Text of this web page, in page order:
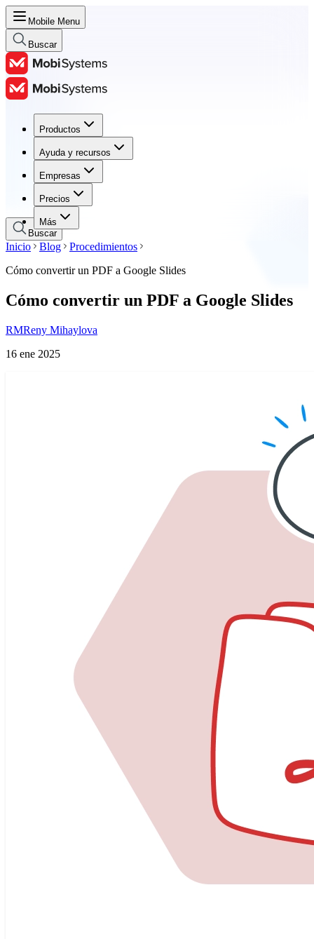
Mobile Menu
Buscar
Productos
Ayuda y recursos
Empresas
Precios
Más
Productos
Ayuda y recursos
Empresas
Precios
Buscar
Inicio Blog
Procedimientos
Cómo convertir un PDF a Google Slides
Cómo convertir un PDF a Google Slides
RMReny Mihaylova
16 ene 2025